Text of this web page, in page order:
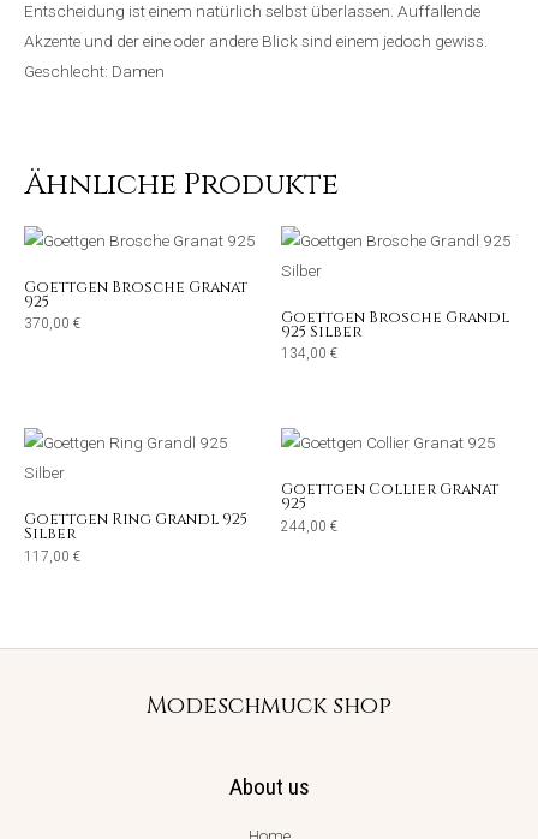
Entscheidung ist einem natürlich selbst überlassen. Auffallende
Akzente und der eine oder andere Blick sind einem jedoch gewiss.
Geschlecht: Damen
Ähnliche Produkte
Goettgen Brosche Granat
925
370,00 € Goettgen Brosche Grandl
925 Silber
134,00 €
Goettgen Ring Grandl 925
Silber
117,00 €
Goettgen Collier Granat
925
244,00 €
Modeschmuck shop
About us